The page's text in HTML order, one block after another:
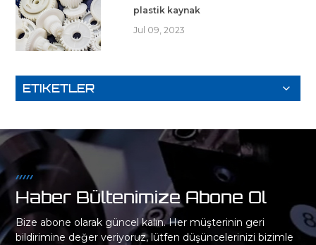
plastik kaynak
Jul 09, 2023
ETIKETLER
Haber Bültenimize Abone Ol
Bize abone olarak güncel kalın. Her müşterinin geri
bildirimine değer veriyoruz, lütfen düşüncelerinizi bizimle